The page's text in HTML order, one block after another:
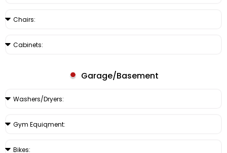
Garage/Basement